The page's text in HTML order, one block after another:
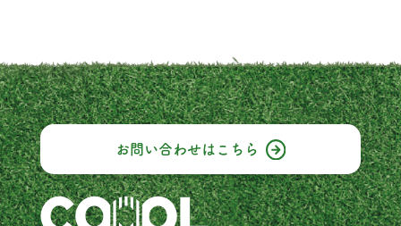
お問い合わせは こちら